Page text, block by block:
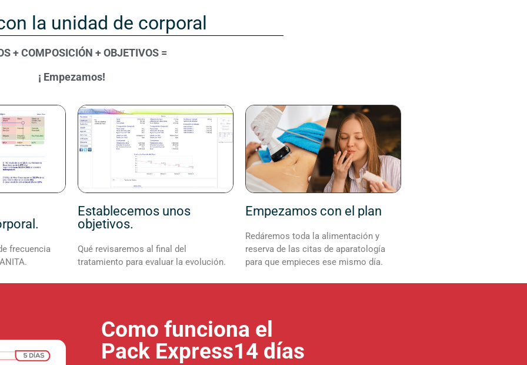
la unidad de corporal
+ COMPOSICIÓN + OBJETIVOS =
¡ Empezamos!
frecuencia
Establecemos unos
objetivos.
Qué revisaremos al final del
tratamiento para evaluar la evolución.
Empezamos con el plan
Redáremos toda la alimentación y
reserva de las citas de aparatología
para que empieces ese mismo día.
Como funciona el
Pack Express14 días